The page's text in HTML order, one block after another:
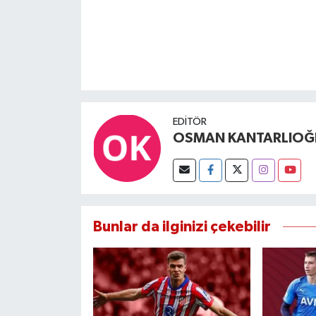
EDITÖR
OSMAN
Bunlar da ilginizi çekebilir